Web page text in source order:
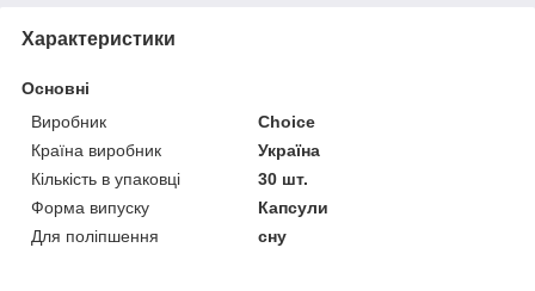
Характеристики
Основні
Виробник
Choice
Країна виробник
Україна
Кількість в упаковці
30 шт.
Форма випуску
Капсули
Для поліпшення
сну